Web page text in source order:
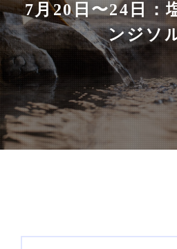
7月20日〜24日：
ンジソ